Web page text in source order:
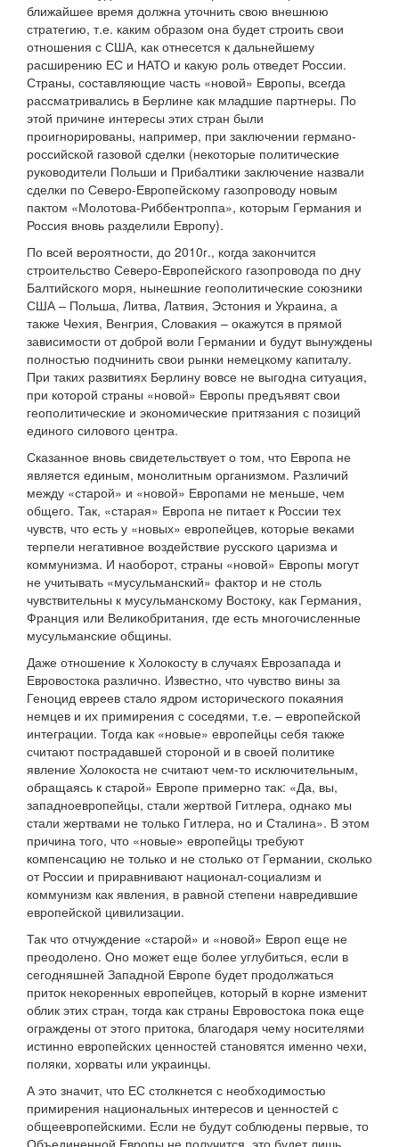
ближайшее время должна уточнить свою внешнюю
стратегию, т.е. каким образом она будет строить свои
отношения с США, как отнесется к дальнейшему
расширению ЕС и НАТО и какую роль отведет России.
Страны, составляющие часть «новой» Европы, всегда
рассматривались в Берлине как младшие партнеры. По
этой причине интересы этих стран были
проигнорированы, например, при заключении германо-
российской газовой сделки (некоторые политические
руководители Польши и Прибалтики заключение назвали
сделки по Северо-Европейскому газопроводу новым
пактом «Молотова-Риббентроппа», которым Германия и
Россия вновь разделили Европу).
По всей вероятности, до 2010г., когда закончится
строительство Северо-Европейского газопровода по дну
Балтийского моря, нынешние геополитические союзники
США – Польша, Литва, Латвия, Эстония и Украина, а
также Чехия, Венгрия, Словакия – окажутся в прямой
зависимости от доброй воли Германии и будут вынуждены
полностью подчинить свои рынки немецкому капиталу.
При таких развитиях Берлину вовсе не выгодна ситуация,
при которой страны «новой» Европы предъявят свои
геополитические и экономические притязания с позиций
единого силового центра.
Сказанное вновь свидетельствует о том, что Европа не
является единым, монолитным организмом. Различий
между «старой» и «новой» Европами не меньше, чем
общего. Так, «старая» Европа не питает к России тех
чувств, что есть у «новых» европейцев, которые веками
терпели негативное воздействие русского царизма и
коммунизма. И наоборот, страны «новой» Европы могут
не учитывать «мусульманский» фактор и не столь
чувствительны к мусульманскому Востоку, как Германия,
Франция или Великобритания, где есть многочисленные
мусульманские общины.
Даже отношение к Холокосту в случаях Еврозапада и
Евровостока различно. Известно, что чувство вины за
Геноцид евреев стало ядром исторического покаяния
немцев и их примирения с соседями, т.е. – европейской
интеграции. Тогда как «новые» европейцы себя также
считают пострадавшей стороной и в своей политике
явление Холокоста не считают чем-то исключительным,
обращаясь к старой» Европе примерно так: «Да, вы,
западноевропейцы, стали жертвой Гитлера, однако мы
стали жертвами не только Гитлера, но и Сталина». В этом
причина того, что «новые» европейцы требуют
компенсацию не только и не столько от Германии, сколько
от России и приравнивают национал-социализм и
коммунизм как явления, в равной степени навредившие
европейской цивилизации.
Так что отчуждение «старой» и «новой» Европ еще не
преодолено. Оно может еще более углубиться, если в
сегодняшней Западной Европе будет продолжаться
приток некоренных европейцев, который в корне изменит
облик этих стран, тогда как страны Евровостока пока еще
ограждены от этого притока, благодаря чему носителями
истинно европейских ценностей становятся именно чехи,
поляки, хорваты или украинцы.
А это значит, что ЕС столкнется с необходимостью
примирения национальных интересов и ценностей с
общеевропейскими. Если не будут соблюдены первые, то